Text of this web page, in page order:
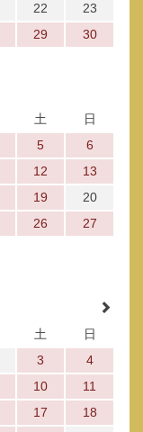
22
23
29
30
土
日
5
6
12
13
19
20
26
27
土
日
3
4
10
11
17
18